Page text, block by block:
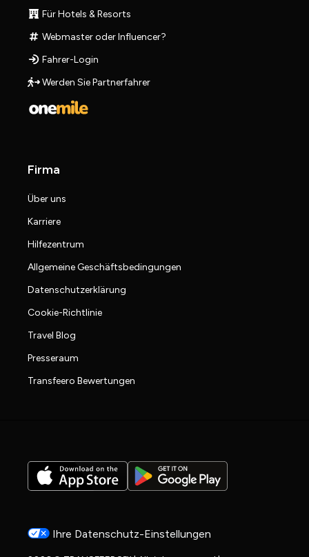
Für Hotels & Resorts
Webmaster oder Influencer?
Fahrer-Login
Werden Sie Partnerfahrer
Firma
Über uns
Karriere
Hilfezentrum
Allgemeine Geschäftsbedingungen
Datenschutzerklärung
Cookie-Richtlinie
Travel Blog
Presseraum
Transfeero Bewertungen
Ihre Datenschutz-Einstellungen